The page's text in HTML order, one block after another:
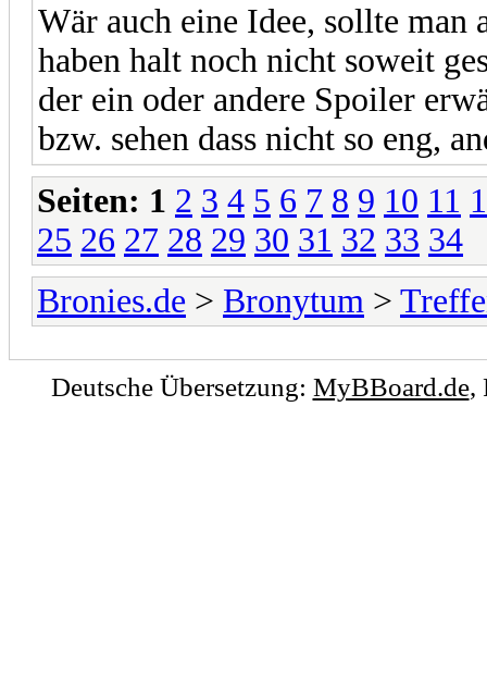
Wär auch eine Idee, sollte
haben halt noch nicht soweit
der ein oder andere Spoiler
bzw. sehen dass nicht so eng,
Seiten: 1 2 3 4 5 6 7 8 9 10 11
25 26 27 28 29 30 31 32 33 34
Bronies.de > Bronytum >
Deutsche Übersetzung: MyBBoard.de,